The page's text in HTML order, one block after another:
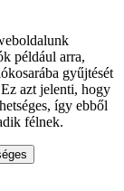
például arra,
gyűjtését
azt jelenti, hogy
így ebből
félnek.